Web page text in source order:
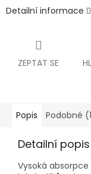
Detailní informace
ZEPTAT SE
Popis Podobné
Detailní
Vysoká